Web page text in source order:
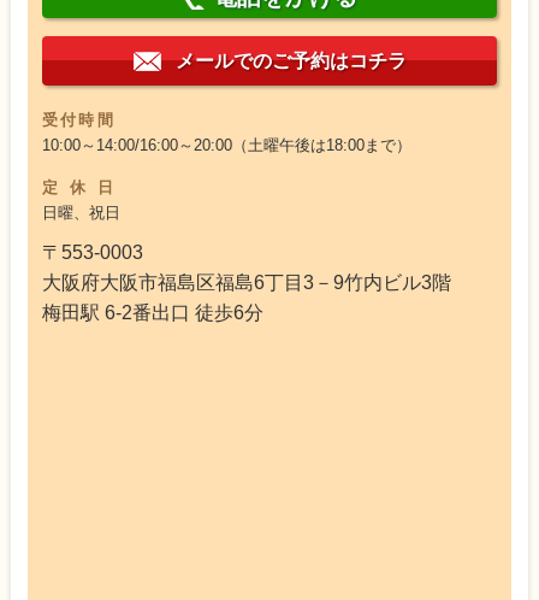
メールでのご予約はコチラ
受付時間
10:00～14:00/16:00～20:00（土曜午後は18:00まで）
定休日
日曜、祝日
〒553-0003
大阪府大阪市福島区福島6丁目3－9竹内ビル3階
梅田駅 6-2番出口 徒歩6分